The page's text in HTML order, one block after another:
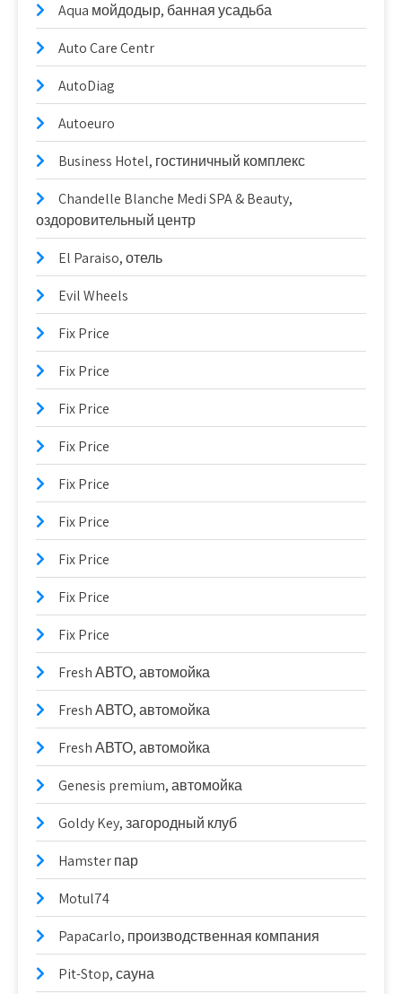
Aqua мойдодыр, банная усадьба
Auto Care Centr
AutoDiag
Autoeuro
Business Hotel, гостиничный комплекс
Chandelle Blanche Medi SPA & Beauty,
оздоровительный центр
El Paraiso, отель
Evil Wheels
Fix Price
Fix Price
Fix Price
Fix Price
Fix Price
Fix Price
Fix Price
Fix Price
Fix Price
Fresh АВТО, автомойка
Fresh АВТО, автомойка
Fresh АВТО, автомойка
Genesis premium, автомойка
Goldy Key, загородный клуб
Hamster пар
Motul74
Papaсarlo, производственная компания
Pit-Stop, сауна